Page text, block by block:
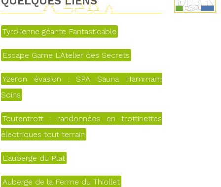
Tyrolienne géante Fantasticable
Escape Game L'Atelier des Secrets
Yzeron évasion : SPA Sauna Hammam
Soins
Toutentrott : randonnées en trottinettes
électriques tout terrain
L'auberge du Plat
Auberge de la Ferme du Thiollet